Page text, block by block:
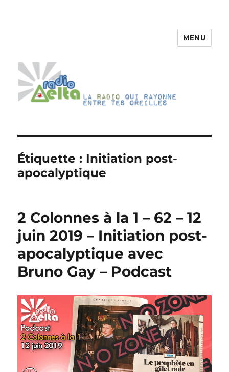
MENU
Étiquette : Initiation post-
apocalyptique
2 Colonnes à la 1 – 62 – 12
juin 2019 – Initiation post-
apocalyptique avec
Bruno Gay – Podcast